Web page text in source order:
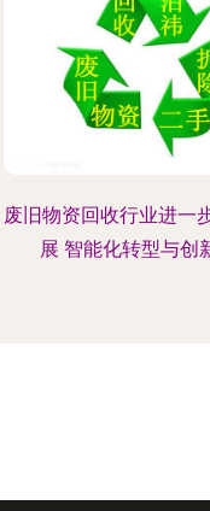
废旧物资回收行业进一
展 智能化转型与创